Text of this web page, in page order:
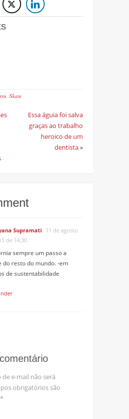
Skate
Essa águia foi salva
graças ao trabalho
heroico de um
dentista»
Supramati 11 de agosto
de 14:30
sempre um passo a
do resto do mundo. -em
de sustentabilidade
de e-mail não será
obrigatórios são
*